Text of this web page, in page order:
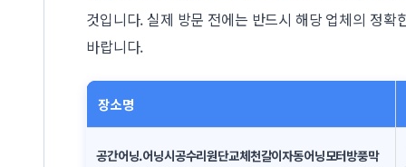
것입니다. 실제 방문 전에는 반드시 해당 업체의 정확
바랍니다.
장소명
공간어닝.어닝시공수리원단교체천갈이자동어닝모터방풍막